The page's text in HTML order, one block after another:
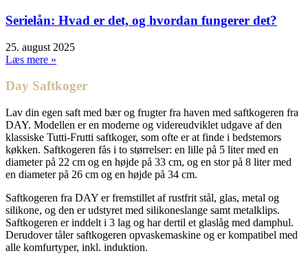
Serielån: Hvad er det, og hvordan fungerer det?
25. august 2025
Læs mere »
Day Saftkoger
Lav din egen saft med bær og frugter fra haven med saftkogeren fra
DAY. Modellen er en moderne og videreudviklet udgave af den
klassiske Tutti-Frutti saftkoger, som ofte er at finde i bedstemors
køkken. Saftkogeren fås i to størrelser: en lille på 5 liter med en
diameter på 22 cm og en højde på 33 cm, og en stor på 8 liter med
en diameter på 26 cm og en højde på 34 cm.
Saftkogeren fra DAY er fremstillet af rustfrit stål, glas, metal og
silikone, og den er udstyret med silikoneslange samt metalklips.
Saftkogeren er inddelt i 3 lag og har dertil et glaslåg med damphul.
Derudover tåler saftkogeren opvaskemaskine og er kompatibel med
alle komfurtyper, inkl. induktion.